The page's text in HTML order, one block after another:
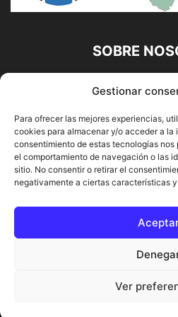
Gestionar
Para ofrecer las mejores experiencias,
cookies para almacenar y/o acceder a la
consentimiento de estas tecnologías
el comportamiento de navegación o las
sitio. No consentir o retirar el
negativamente a ciertas características
Ver
SOBRE
Diario Alhaurín
Francisco E. López López |
Alhaurín de la Torre,
Contáctanos:
© DIARIO ALHAURÍN | Diseñado